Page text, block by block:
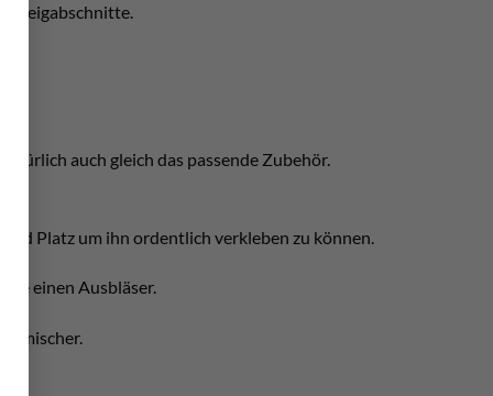
auch gleich das passende Zubehör.
Platz um ihn ordentlich verkleben zu können.
einen Ausbläser.